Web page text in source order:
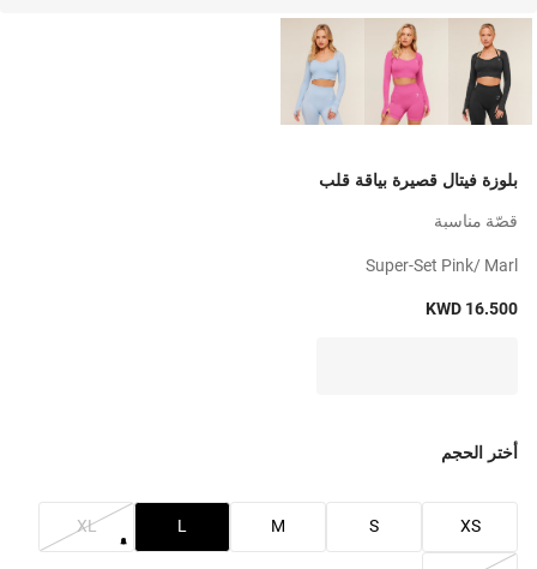
بلوزة فيتال قصيرة بياقة قلب
قصّة مناسبة
Super-Set Pink/ Marl
KWD 16.500
أختر الحجم
XS
S
M
L
XL